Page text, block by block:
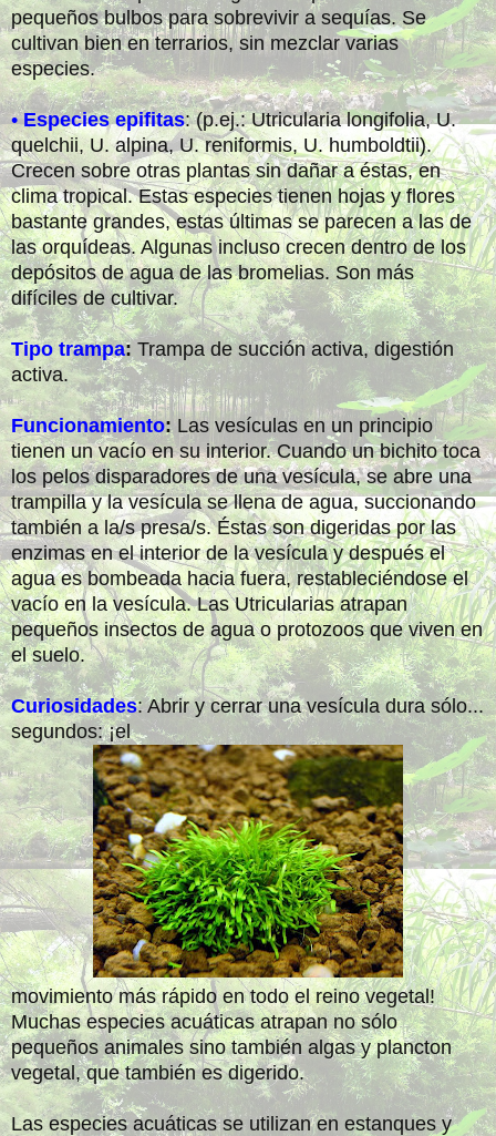
pequeños bulbos para sobrevivir a sequías. Se
cultivan bien en terrarios, sin mezclar varias
especies.
•Especies epifitas: (p.ej.: Utricularia longifolia, U.
quelchii, U. alpina, U. reniformis, U. humboldtii).
Crecen sobre otras plantas sin dañar a éstas, en
clima tropical. Estas especies tienen hojas y flores
bastante grandes, estas últimas se parecen a las de
las orquídeas. Algunas incluso crecen dentro de los
depósitos de agua de las bromelias. Son más
difíciles de cultivar.
Tipo trampa: Trampa de succión activa, digestión
activa.
Funcionamiento:Las vesículas en un principio
tienen un vacío en su interior. Cuando un bichito toca
los pelos disparadores de una vesícula, se abre una
trampilla y la vesícula se llena de agua, succionando
también a la/s presa/s. Éstas son digeridas por las
enzimas en el interior de la vesícula y después el
agua es bombeada hacia fuera, restableciéndose el
vacío en la vesícula. Las Utricularias atrapan
pequeños insectos de agua o protozoos que viven en
el suelo.
Curiosidades: Abrir y cerrar una vesícula dura sólo...
segundos: ¡el
movimiento más rápido en todo el reino vegetal!
Muchas especies acuáticas atrapan no sólo
pequeños animales sino también algas y plancton
vegetal, que también es digerido.
Las especies acuáticas se utilizan en estanques y